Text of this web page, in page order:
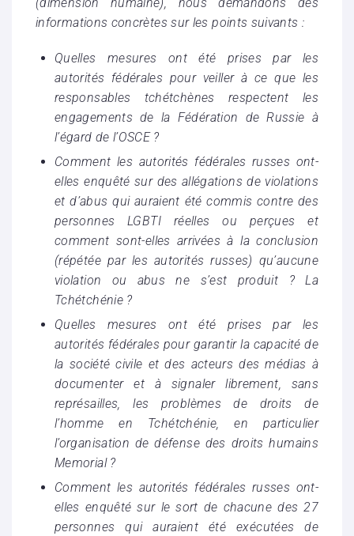
informations concrètes sur les points suivants :
Quelles mesures ont été prises par les
autorités fédérales pour veiller à ce que les
responsables tchétchènes respectent les
engagements de la Fédération de Russie à
l’égard de l’OSCE ?
Comment les autorités fédérales russes ont-
elles enquêté sur des allégations de violations
et d’abus qui auraient été commis contre des
personnes LGBTI réelles ou perçues et
comment sont-elles arrivées à la conclusion
(répétée par les autorités russes) qu’aucune
violation ou abus ne s’est produit ? La
Tchétchénie ?
Quelles mesures ont été prises par les
autorités fédérales pour garantir la capacité de
la société civile et des acteurs des médias à
documenter et à signaler librement, sans
représailles, les problèmes de droits de
l’homme en Tchétchénie, en particulier
l’organisation de défense des droits humains
Memorial ?
Comment les autorités fédérales russes ont-
elles enquêté sur le sort de chacune des 27
personnes qui auraient été exécutées de